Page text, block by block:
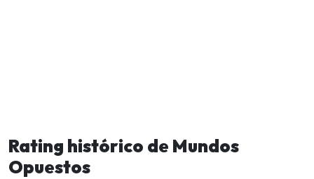
Rating histórico de Mundos
Opuestos